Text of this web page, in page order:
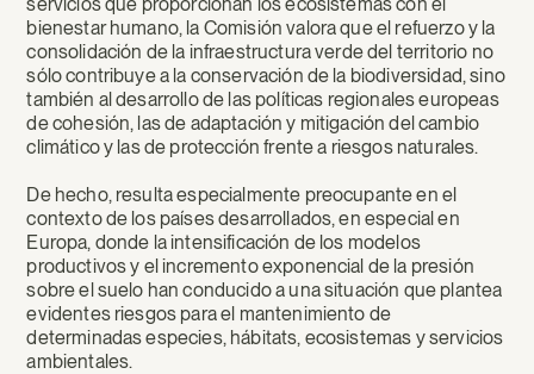
bienestar humano, la Comisión valora que el refuerzo y la
consolidación de la infraestructura verde del territorio no
sólo contribuye a la conservación de la biodiversidad, sino
también al desarrollo de las políticas regionales europeas
de cohesión, las de adaptación y mitigación del cambio
climático y las de protección frente a riesgos naturales.
De hecho, resulta especialmente preocupante en el
contexto de los países desarrollados, en especial en
Europa, donde la intensificación de los modelos
productivos y el incremento exponencial de la presión
sobre el suelo han conducido a una situación que plantea
evidentes riesgos para el mantenimiento de
determinadas especies, hábitats, ecosistemas y servicios
ambientales.